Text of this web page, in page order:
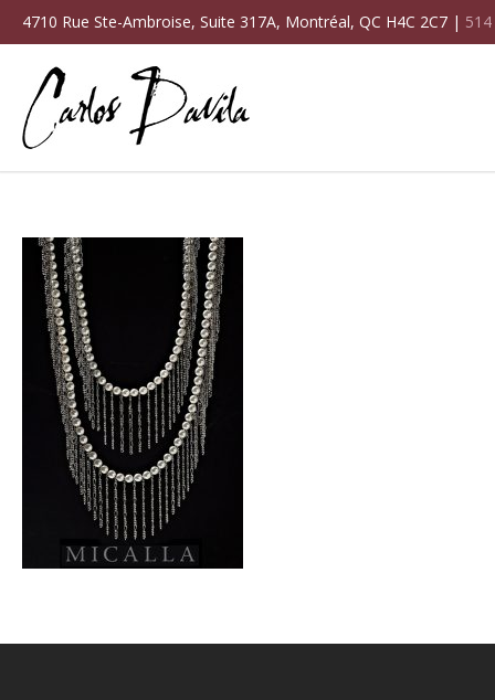
4710 Rue Ste-Ambroise, Suite 317A, Montréal, QC H4C 2C7 |